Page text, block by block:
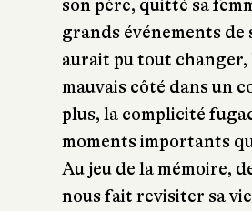
son père, quitté sa
grands événements de
aurait pu tout changer,
mauvais côté dans un
plus, la complicité
moments importants
Au jeu de la mémoire,
nous fait revisiter sa